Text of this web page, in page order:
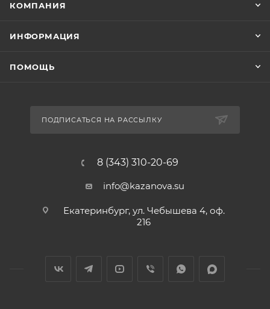
КОМПАНИЯ
ИНФОРМАЦИЯ
ПОМОЩЬ
ПОДПИСАТЬСЯ НА РАССЫЛКУ
8 (343) 310-20-69
info@kazanova.su
Екатеринбург, ул. Чебышева 4, оф.
216